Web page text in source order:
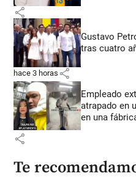
share
Gustavo
tras cuatro
hace 3 horas share
Empleado
atrapado en
en una
share
Te